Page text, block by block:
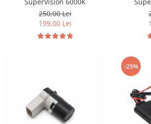
250,00 Lei
199,00 Lei
-25%